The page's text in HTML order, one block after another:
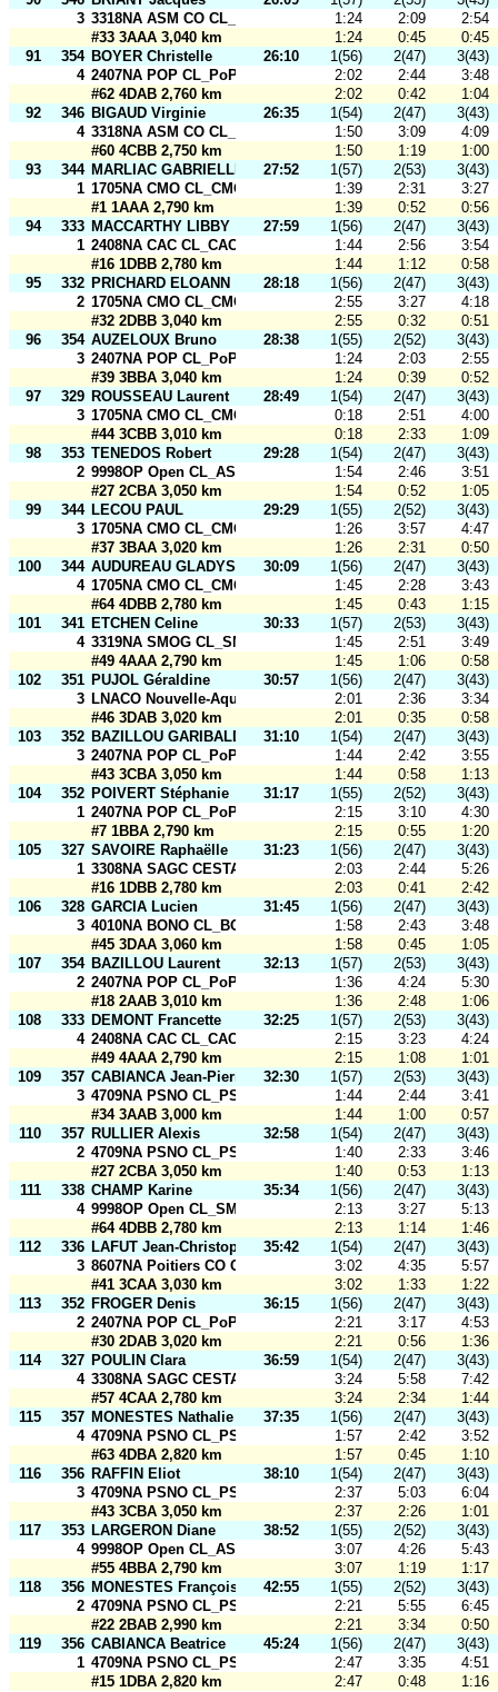
3 3318NA ASM CO CL_ASM CO3 1:24 2:09
2:54
#33 3AAA 3,040 km
1:24 0:45
0:45
91
354 BOYER Christelle 26:10 1(56) 2(47)
3(43)
4 2407NA POP CL_PoP en l'air 2:02 2:44
3:48
#62 4DAB 2,760 km
2:02 0:42
1:04
92
346 BIGAUD Virginie 26:35 1(54) 2(47)
3(43)
4 3318NA ASM CO CL_ASM CO3 1:50 3:09
4:09
#60 4CBB 2,750 km
1:50 1:19
1:00
93
344 MARLIAC GABRIELLE 27:52 1(57) 2(53)
3(43)
1 1705NA CMO CL_CMO 3 1:39 2:31
3:27
#1 1AAA 2,790 km
1:39 0:52
0:56
94
333 MACCARTHY LIBBY 27:59 1(56) 2(47)
3(43)
1 2408NA CAC CL_CAC 1:44 2:56
3:54
#16 1DBB 2,780 km
1:44 1:12
0:58
95
332 PRICHARD ELOANN 28:18 1(56) 2(47)
3(43)
2 1705NA CMO CL_CMO 4 2:55 3:27
4:18
#32 2DBB 3,040 km
2:55 0:32
0:51
96
354 AUZELOUX Bruno 28:38 1(55) 2(52)
3(43)
3 2407NA POP CL_PoP en l'air 1:24 2:03
2:55
#39 3BBA 3,040 km
1:24 0:39
0:52
97
329 ROUSSEAU Laurent 28:49 1(54) 2(47)
3(43)
3 1705NA CMO CL_CMO 2 0:18 2:51
4:00
#44 3CBB 3,010 km
0:18 2:33
1:09
98
353 TENEDOS Robert 29:28 1(54) 2(47)
3(43)
2 9998OP Open CL_ASM CO Open 1 1:54 2:46
3:51
#27 2CBA 3,050 km
1:54 0:52
1:05
99
344 LECOU PAUL 29:29 1(55) 2(52)
3(43)
3 1705NA CMO CL_CMO 3 1:26 3:57
4:47
#37 3BAA 3,020 km
1:26 2:31
0:50
100
344 AUDUREAU GLADYS 30:09 1(56) 2(47)
3(43)
4 1705NA CMO CL_CMO 3 1:45 2:28
3:43
#64 4DBB 2,780 km
1:45 0:43
1:15
101
341 ETCHEN Celine 30:33 1(57) 2(53)
3(43)
4 3319NA SMOG CL_SMOG la famille 1:45 2:51
3:49
#49 4AAA 2,790 km
1:45 1:06
0:58
102
351 PUJOL Géraldine 30:57 1(56) 2(47)
3(43)
3 LNACO Nouvelle-Aquitaine CL_Cofsmog
2:01 2:36
3:34
#46 3DAB 3,020 km
2:01 0:35
0:58
103
352 BAZILLOU GARIBALDI Sacha
31:10 1(54) 2(47)
3(43)
3 2407NA POP CL_PoP Corn_Open 1:44 2:42
3:55
#43 3CBA 3,050 km
1:44 0:58
1:13
104
352 POIVERT Stéphanie 31:17 1(55) 2(52)
3(43)
1 2407NA POP CL_PoP Corn_Open 2:15 3:10
4:30
#7 1BBA 2,790 km
2:15 0:55
1:20
105
327 SAVOIRE Raphaëlle 31:23 1(56) 2(47)
3(43)
1 3308NA SAGC CESTAS CL_SAGC 3 2:03 2:44
5:26
#16 1DBB 2,780 km
2:03 0:41
2:42
106
328 GARCIA Lucien 31:45 1(56) 2(47)
3(43)
3 4010NA BONO CL_BONO 4010 1:58 2:43
3:48
#45 3DAA 3,060 km
1:58 0:45
1:05
107
354 BAZILLOU Laurent 32:13 1(57) 2(53)
3(43)
2 2407NA POP CL_PoP en l'air 1:36 4:24
5:30
#18 2AAB 3,010 km
1:36 2:48
1:06
108
333 DEMONT Francette 32:25 1(57) 2(53)
3(43)
4 2408NA CAC CL_CAC 2:15 3:23
4:24
#49 4AAA 2,790 km
2:15 1:08
1:01
109
357 CABIANCA Jean-Pierre 32:30 1(57) 2(53)
3(43)
3 4709NA PSNO CL_PSNO 1:44 2:44
3:41
#34 3AAB 3,000 km
1:44 1:00
0:57
110
357 RULLIER Alexis 32:58 1(54) 2(47)
3(43)
2 4709NA PSNO CL_PSNO 1:40 2:33
3:46
#27 2CBA 3,050 km
1:40 0:53
1:13
111
338 CHAMP Karine 35:34 1(56) 2(47)
3(43)
4 9998OP Open CL_SMOG Open 2:13 3:27
5:13
#64 4DBB 2,780 km
2:13 1:14
1:46
112
336 LAFUT Jean-Christophe 35:42 1(54) 2(47)
3(43)
3 8607NA Poitiers CO CL_Poitiers CO23:02 4:35
5:57
#41 3CAA 3,030 km
3:02 1:33
1:22
113
352 FROGER Denis 36:15 1(56) 2(47)
3(43)
2 2407NA POP CL_PoP Corn_Open 2:21 3:17
4:53
#30 2DAB 3,020 km
2:21 0:56
1:36
114
327 POULIN Clara 36:59 1(54) 2(47)
3(43)
4 3308NA SAGC CESTAS CL_SAGC 3 3:24 5:58
7:42
#57 4CAA 2,780 km
3:24 2:34
1:44
115
357 MONESTES Nathalie 37:35 1(56) 2(47)
3(43)
4 4709NA PSNO CL_PSNO 1:57 2:42
3:52
#63 4DBA 2,820 km
1:57 0:45
1:10
116
356 RAFFIN Eliot 38:10 1(54) 2(47)
3(43)
3 4709NA PSNO CL_PSNO_Open 2:37 5:03
6:04
#43 3CBA 3,050 km
2:37 2:26
1:01
117
353 LARGERON Diane 38:52 1(55) 2(52)
3(43)
4 9998OP Open CL_ASM CO Open 1 3:07 4:26
5:43
#55 4BBA 2,790 km
3:07 1:19
1:17
118
356 MONESTES François 42:55 1(55) 2(52)
3(43)
2 4709NA PSNO CL_PSNO_Open 2:21 5:55
6:45
#22 2BAB 2,990 km
2:21 3:34
0:50
119
356 CABIANCA Beatrice 45:24 1(56) 2(47)
3(43)
1 4709NA PSNO CL_PSNO_Open 2:47 3:35
4:51
#15 1DBA 2,820 km
2:47 0:48 1:16